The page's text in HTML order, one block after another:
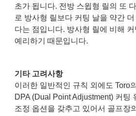
초가 됩니다. 전방 스윕형 릴의 또
로 방사형 릴보다 커팅 날을 약간
다는 점입니다. 방사형 릴에 비해
예리하기 때문입니다.
기타 고려사항
이러한 일반적인 규칙 외에도 Toro
DPA (Dual Point Adjustment) 커팅
조정 옵션을 갖추고 있어서 골프장